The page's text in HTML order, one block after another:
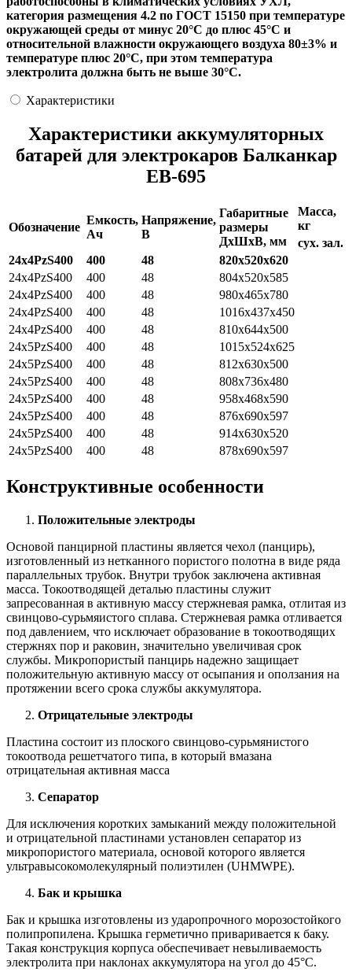
категория размещения 4.2 по ГОСТ 15150 при температуре
окружающей среды от минус 20°С до плюс 45°С и
относительной влажности окружающего воздуха 80±3% и
температуре плюс 20°С, при этом температура
электролита должна быть не выше 30°С.
Характеристики
Характеристики аккумуляторных
батарей для электрокаров Балканкар
ЕВ-695
Обозначение
Емкость,
Ач
Напряжение,
В
Габаритные
размеры
ДхШхВ, мм
Масса,
кг
сух. зал.
24х4PzS400
400 48
820x520x620
24x4PzS400
400 48
804x520x585
24x4PzS400
400 48
980x465x780
24x4PzS400
400 48
1016x437x450
24x4PzS400
400 48
810x644x500
24x5PzS400
400 48
1015x524x625
24x5PzS400
400 48
812x630x500
24x5PzS400
400 48
808x736x480
24x5PzS400
400 48
958x468x590
24x5PzS400
400 48
876x690x597
24x5PzS400
400 48
914x630x520
24x5PzS400
400 48 878x690x597
Конструктивные особенности
Положительные электроды
Основой панцирной пластины является чехол (панцирь),
изготовленный из нетканного пористого полотна в виде ряда
параллельных трубок. Внутри трубок заключена активная
масса. Токоотводящей деталью пластины служит
запресованная в активную массу стержневая рамка, отлитая из
свинцово-сурьмяистого сплава. Стержневая рамка отливается
под давлением, что исключает образование в токоотводящих
стержнях пор и раковин, значительно увеличивая срок
службы. Микропористый панцирь надежно защищает
положительную активную массу от осыпания и оползания на
протяжении всего срока службы аккумулятора.
Отрицательные электроды
Пластина состоит из плоского свинцово-сурьмянистого
токоотвода решетчатого типа, в который вмазана
отрицательная активная масса
Сепаратор
Для исключения коротких замыканий между положительной
и отрицательной пластинами установлен сепаратор из
микропористого материала, основой которого является
ультравысокомолекулярный полиэтилен (UHMWPE).
Бак и крышка
Бак и крышка изготовлены из ударопрочного морозостойкого
полипропилена. Крышка герметично приваривается к баку.
Такая конструкция корпуса обеспечивает невыливаемость
электролита при наклонах аккумулятора на угол до 45°С.